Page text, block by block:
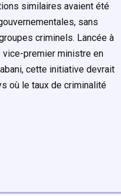
similaires avaient été
sans
criminels. Lancée à
vice-premier ministre en
cette initiative devrait
où le taux de criminalité